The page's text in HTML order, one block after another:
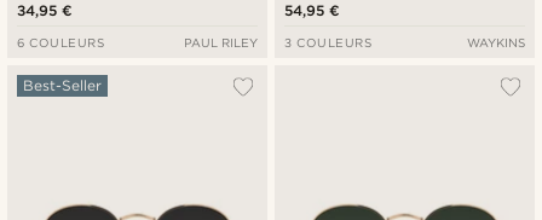
34,95 €
6 COULEURS PAUL RILEY
54,95 €
3 COULEURS WAYKINS
Best-Seller